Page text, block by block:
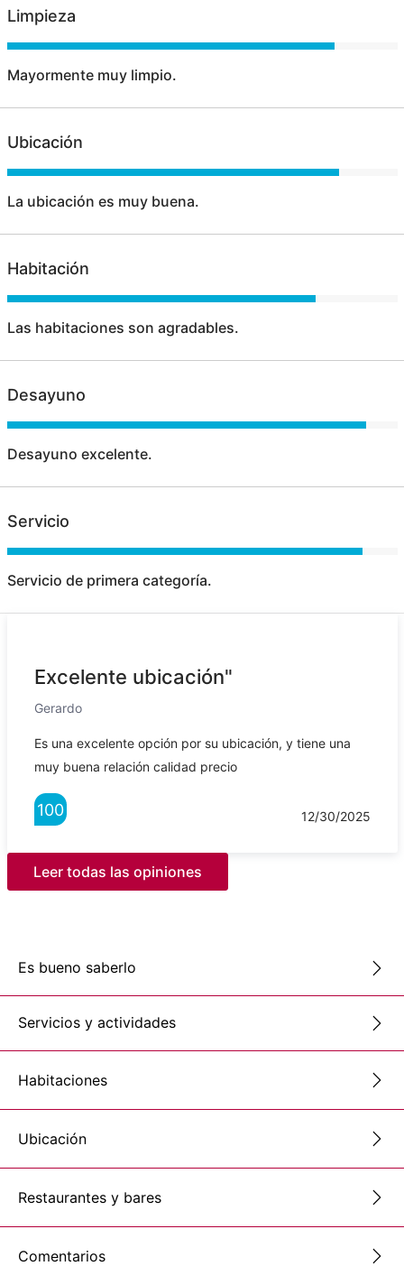
Limpieza
Mayormente muy limpio.
Ubicación
La ubicación es muy buena.
Habitación
Las habitaciones son agradables.
Desayuno
Desayuno excelente.
Servicio
Servicio de primera categoría.
Excelente ubicación"
Gerardo
Es una excelente opción por su ubicación, y tiene una
muy buena relación calidad precio
100 12/30/2025
Leer todas las opiniones
Es bueno saberlo
Servicios y actividades
Habitaciones
Ubicación
Restaurantes y bares
Comentarios